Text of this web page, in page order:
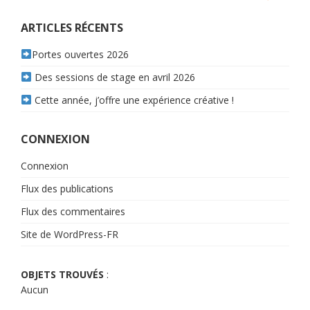
l’article
ARTICLES RÉCENTS
Portes ouvertes 2026
Des sessions de stage en avril 2026
Cette année, j’offre une expérience créative !
CONNEXION
Connexion
Flux des publications
Flux des commentaires
Site de WordPress-FR
OBJETS TROUVÉS :
Aucun